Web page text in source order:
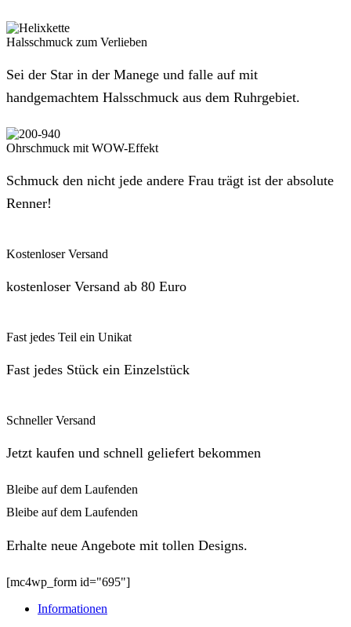
Halsschmuck zum Verlieben
Sei der Star in der Manege und falle auf mit
handgemachtem Halsschmuck aus dem Ruhrgebiet.
Ohrschmuck mit WOW-Effekt
Schmuck den nicht jede andere Frau trägt ist der absolute
Renner!
Kostenloser Versand
kostenloser Versand ab 80 Euro
Fast jedes Teil ein Unikat
Fast jedes Stück ein Einzelstück
Schneller Versand
Jetzt kaufen und schnell geliefert bekommen
Bleibe auf dem Laufenden
Bleibe auf dem Laufenden
Erhalte neue Angebote mit tollen Designs.
[mc4wp_form id="695"]
Informationen